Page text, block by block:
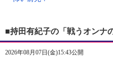
■持田有紀子の「戦うオンナ
2026年08月07日(金)15:43公開